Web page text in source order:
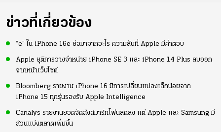
ข่าวที่เกี่ยวข้อง
“e” ใน iPhone 16e ย่อมาจากอะไร ความลับที่ Apple มีคำตอบ
Apple ยุติการวางจำหน่าย iPhone SE 3 และ iPhone 14 Plus ลบออก
จากหน้าเว็บไซต์
Bloomberg รายงาน iPhone 16 มีการเปลี่ยนแปลงเล็กน้อยจาก
iPhone 15 ทุกรุ่นรองรับ Apple Intelligence
Canalys รายงานยอดจัดส่งสมาร์ทโฟนลดลง แต่ Apple และ Samsung มี
ส่วนแบ่งตลาดเพิ่มขึ้น